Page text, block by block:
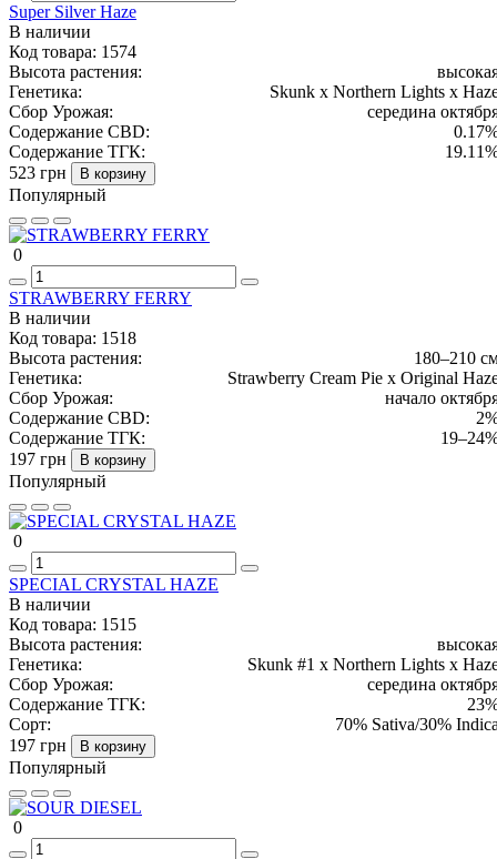
Super Silver Haze
В наличии
Код товара: 1574
Высота растения:
Генетика:
Skunk x Northern Lights x
Сбор Урожая:
середина
Содержание CBD:
Содержание ТГК:
523 грн
В корзину
Популярный
0
STRAWBERRY FERRY
В наличии
Код товара: 1518
Высота растения:
180–210
Генетика:
Strawberry Cream Pie x Original
Сбор Урожая:
начало
Содержание CBD:
Содержание ТГК:
197 грн
В корзину
Популярный
0
SPECIAL CRYSTAL HAZE
В наличии
Код товара: 1515
Высота растения:
Генетика:
Skunk #1 x Northern Lights x
Сбор Урожая:
середина
Содержание ТГК:
Сорт:
70% Sativa/30%
197 грн
В корзину
Популярный
0